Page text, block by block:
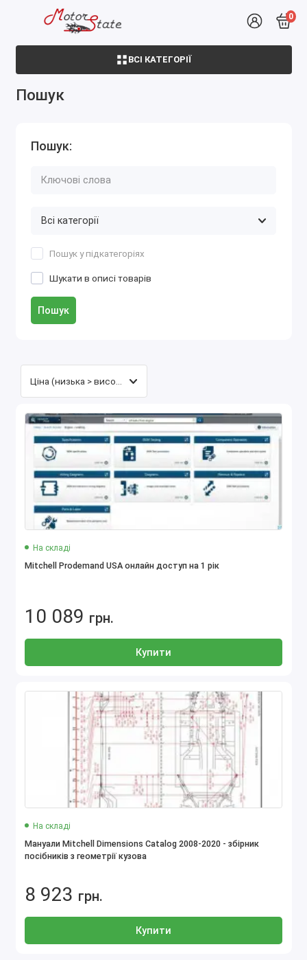
0
ВСІ КАТЕГОРІЇ
Пошук
Пошук:
Пошук у підкатегоріях
Шукати в описі товарів
Пошук
На складі
Mitchell Prodemand USA онлайн доступ на 1 рік
10 089 грн.
Купити
На складі
Мануали Mitchell Dimensions Catalog 2008-2020 - збірник
посібників з геометрії кузова
8 923 грн.
Купити